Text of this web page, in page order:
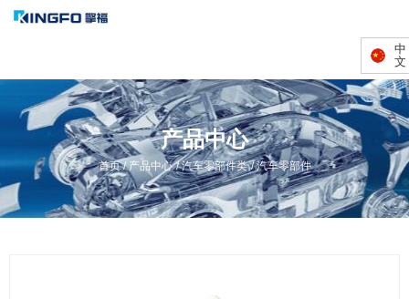
中
文
产品中心
首页/产品中心 /汽车零部件类 /汽车零部件